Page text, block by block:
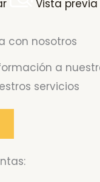
Vista previa
con nosotros
a
servicios